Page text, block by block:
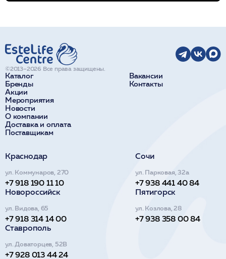
Каталог
Бренды
Акции
Мероприятия
Новости
О компании
Доставка и оплата
Поставщикам
Вакансии
Контакты
©2013–2026 Все права защищены.
Краснодар
ул. Коммунаров, 270
+7 918 190 11 10
Сочи
ул. Парковая, 32а
+7 938 441 40 84
Новороссийск
ул. Видова, 65
+7 918 314 14 00
Пятигорск
ул. Козлова, 28
+7 938 358 00 84
Ставрополь
ул. Доваторцев, 52В
+7 928 013 44 24